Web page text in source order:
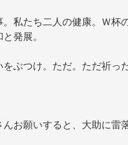
。私たち二人の健康。Ｗ杯
発展。
ぶつけ。ただ。ただ祈った
お願いすると、大助に雷